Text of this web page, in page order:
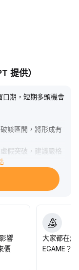
提供）
口期，短期多頭機會
該區間，將形成有
假突破，建議嚴格
。
響
價
大家都在怎
EGAME？